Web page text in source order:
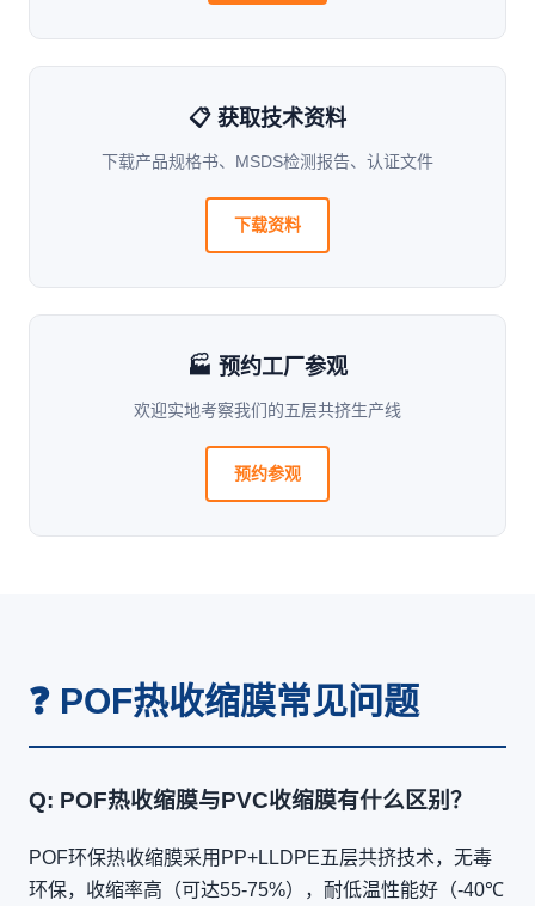
📋 获取技术资料
下载产品规格书、MSDS检测报告、认证文件
下载资料
🏭 预约工厂参观
欢迎实地考察我们的五层共挤生产线
预约参观
❓ POF热收缩膜常见问题
Q: POF热收缩膜与PVC收缩膜有什么区别？
POF环保热收缩膜采用PP+LLDPE五层共挤技术，无毒
环保，收缩率高（可达55-75%），耐低温性能好（-40℃